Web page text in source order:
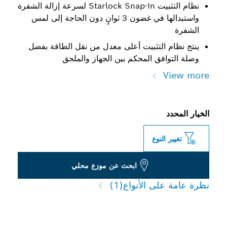
نظام التثبيت Starlock Snap-In لسرعة إزالة الشفرة
واستبدالها في غضون 3 ثوانٍ دون الحاجة إلى لمس
الشفرة
ينتج نظام التثبيت أعلى معدل من نقل الطاقة بفضل
وصلة التوافق المحكم بين الجهاز والملحق
View more
الخيار المحدد
تغيير النوع
ابحث عن موزع محلي
نظرة عامة على الأنواع(1)